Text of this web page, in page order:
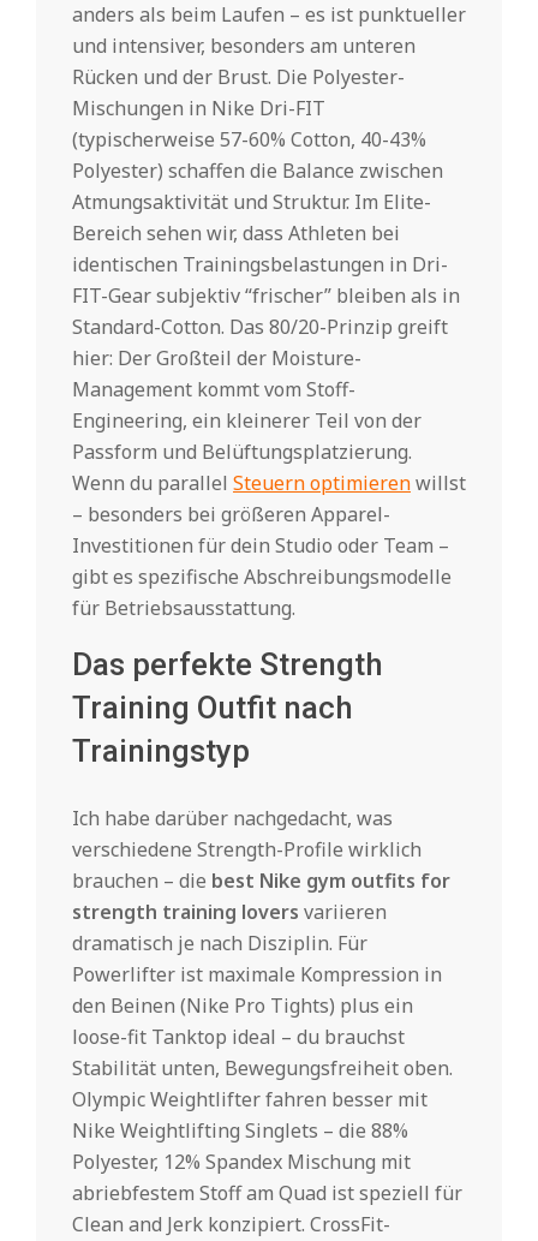
anders als beim Laufen – es ist punktueller
und intensiver, besonders am unteren
Rücken und der Brust. Die Polyester-
Mischungen in Nike Dri-FIT
(typischerweise 57-60% Cotton, 40-43%
Polyester) schaffen die Balance zwischen
Atmungsaktivität und Struktur. Im Elite-
Bereich sehen wir, dass Athleten bei
identischen Trainingsbelastungen in Dri-
FIT-Gear subjektiv “frischer” bleiben als in
Standard-Cotton. Das 80/20-Prinzip greift
hier: Der Großteil der Moisture-
Management kommt vom Stoff-
Engineering, ein kleinerer Teil von der
Passform und Belüftungsplatzierung.
Wenn du parallel Steuern optimierenwillst
– besonders bei größeren Apparel-
Investitionen für dein Studio oder Team –
gibt es spezifische Abschreibungsmodelle
für Betriebsausstattung.
Das perfekte Strength
Training Outfit nach
Trainingstyp
Ich habe darüber nachgedacht, was
verschiedene Strength-Profile wirklich
brauchen – die best Nike gym outfits for
strength training lovers variieren
dramatisch je nach Disziplin. Für
Powerlifter ist maximale Kompression in
den Beinen (Nike Pro Tights) plus ein
loose-fit Tanktop ideal – du brauchst
Stabilität unten, Bewegungsfreiheit oben.
Olympic Weightlifter fahren besser mit
Nike Weightlifting Singlets – die 88%
Polyester, 12% Spandex Mischung mit
abriebfestem Stoff am Quad ist speziell für
Clean and Jerk konzipiert. CrossFit-